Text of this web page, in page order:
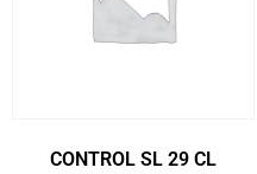
CONTROL SL 29 CL